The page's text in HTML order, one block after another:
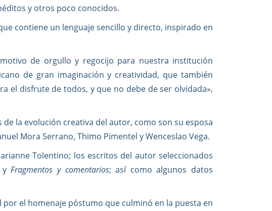
y otros poco conocidos.
contiene un lenguaje sencillo y directo, inspirado en
de orgullo y regocijo para nuestra institución
de gran imaginación y creatividad, que también
el disfrute de todos, y que no debe de ser olvidada»,
la evolución creativa del autor, como son su esposa
Mora Serrano, Thimo Pimentel y Wenceslao Vega.
Tolentino; los escritos del autor seleccionados
yFragmentos y comentarios; así como algunos datos
por el homenaje póstumo que culminó en la puesta en